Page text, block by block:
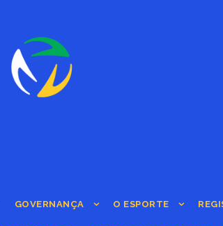
GOVERNANÇA O ESPORTE